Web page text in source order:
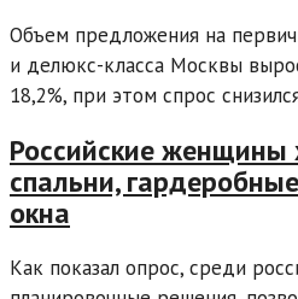
Объем предложения на
и делюкс-класса Москвы
18,2%, при этом спрос
Российские женщины
спальни,
окна
Как показал опрос, среди